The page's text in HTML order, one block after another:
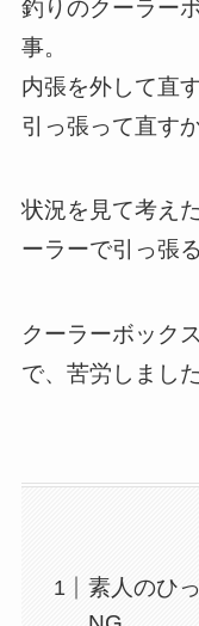
釣りのクーラー
事。
内張を外して直
引っ張って直す
状況を見て考え
ーラーで引っ張
クーラーボック
で、苦労しまし
素人のひ